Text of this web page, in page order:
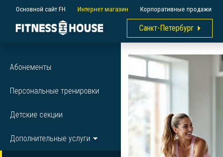
Основной сайт FH Интернет магазин Корпоративные продажи
Санкт-Петербург
Абонементы
Персональные тренировки
Детские секции
Дополнительные услуги